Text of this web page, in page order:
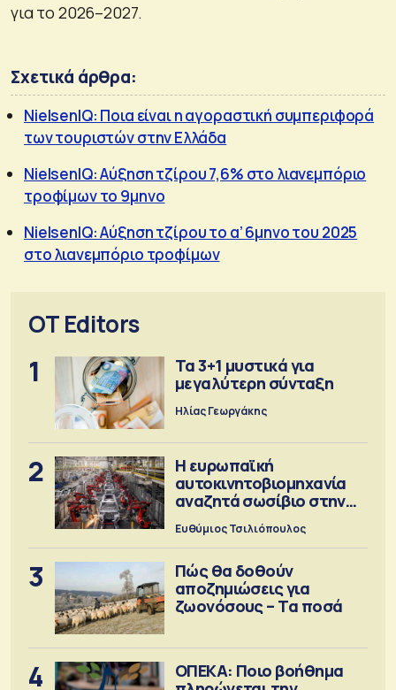
για το 2026–2027.
Σχετικά άρθρα:
NielsenIQ: Ποια είναι η αγοραστική συμπεριφορά
των τουριστών στην Ελλάδα
NielsenIQ: Αύξηση τζίρου 7,6% στο λιανεμπόριο
τροφίμων το 9μηνο
NielsenIQ: Αύξηση τζίρου το α’ 6μηνο του 2025
στο λιανεμπόριο τροφίμων
OT Editors
1
Τα 3+1 μυστικά για
μεγαλύτερη σύνταξη
Ηλίας Γεωργάκης
2
Η ευρωπαϊκή
αυτοκινητοβιομηχανία
αναζητά σωσίβιο στην
Κίνα
Ευθύμιος Τσιλιόπουλος
3
Πώς θα δοθούν
αποζημιώσεις για
ζωονόσους – Τα ποσά
4
ΟΠΕΚΑ: Ποιο βοήθημα